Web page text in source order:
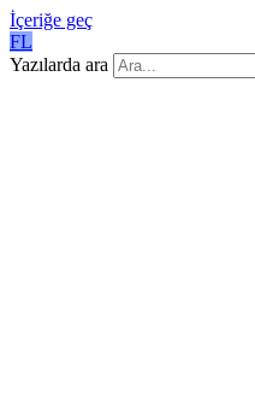
İçeriğe geç
FL
Yazılarda ara